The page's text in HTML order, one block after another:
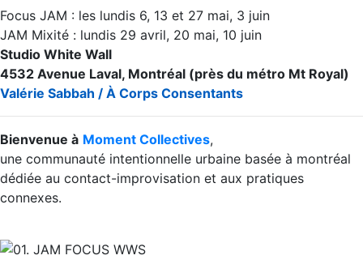
Focus JAM : les lundis 6, 13 et 27 mai, 3 juin
JAM Mixité : lundis 29 avril, 20 mai, 10 juin
Studio White Wall
4532 Avenue Laval, Montréal (près du métro Mt Royal)
Valérie Sabbah / À Corps Consentants
Bienvenue à Moment Collectives,
une communauté intentionnelle urbaine basée à montréal
dédiée au contact-improvisation et aux pratiques
connexes.